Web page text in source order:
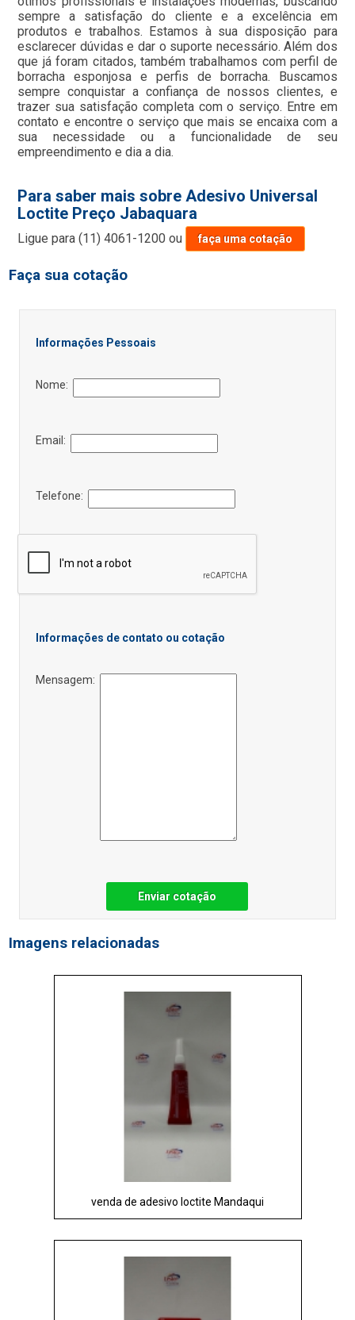
sempre a satisfação do cliente e a excelência em
produtos e trabalhos. Estamos à sua disposição para
esclarecer dúvidas e dar o suporte necessário. Além dos
que já foram citados, também trabalhamos com perfil de
borracha esponjosa e perfis de borracha. Buscamos
sempre conquistar a confiança de nossos clientes, e
trazer sua satisfação completa com o serviço. Entre em
contato e encontre o serviço que mais se encaixa com a
sua necessidade ou a funcionalidade de seu
empreendimento e dia a dia.
Para saber mais sobre Adesivo Universal
Loctite Preço Jabaquara
Ligue para(11) 4061-1200 ou faça uma cotação
Faça sua cotação
Informações Pessoais
Nome:
Email:
Telefone:
Informações de contato ou cotação
Mensagem:
Enviar cotação
Imagens relacionadas
venda de adesivo loctite Mandaqui